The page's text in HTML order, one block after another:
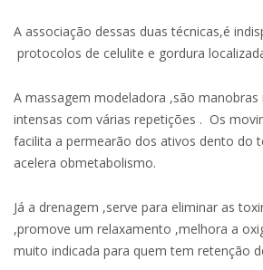
A associação dessas duas técnicas,é
protocolos de celulite e gordura
A massagem modeladora ,são manobras
intensas com várias repetições . Os
facilita a permearão dos ativos dento do
acelera obmetabolismo.
Já a drenagem ,serve para eliminar as
,promove um relaxamento ,melhora a
muito indicada para quem tem retenção